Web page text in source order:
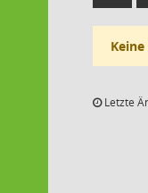
Letzte